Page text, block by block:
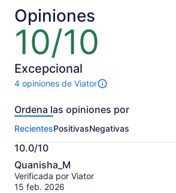
adulto*
*Obtén
un
precio
más
bajo
al
seleccionar
varias
entradas
para
adultos
Opiniones
10/10
10
10
Excepcional
4 opiniones de Viator
4
sobre
actividad.
Más
información
sobre
las
opiniones
Ordena las opiniones por
RecientesPositivasNegativas
10.0/10
10.0
de
10
Quanisha_M
Verificada por Viator
15 feb. 2026